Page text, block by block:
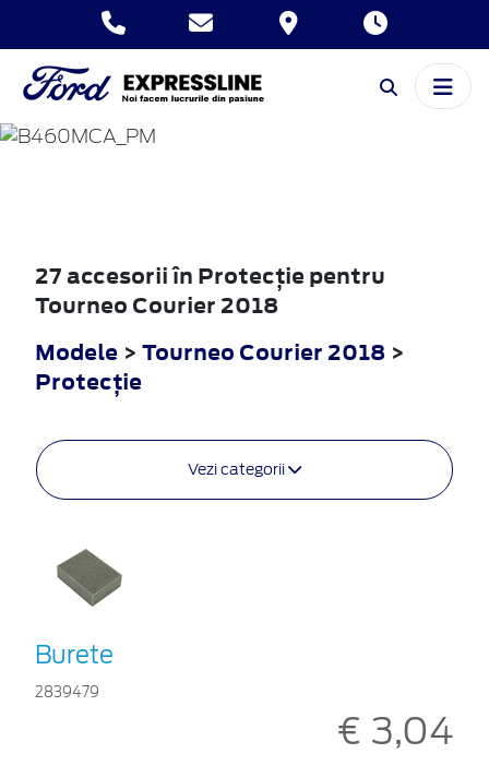
TOURNEO
COURIER
27 accesorii în Protecţie pentru
Tourneo Courier 2018
Modele > Tourneo Courier 2018 >
Protecţie
Vezi categorii
Burete
2839479
€ 3,04